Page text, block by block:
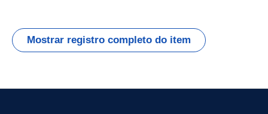
Mostrar registro completo do item